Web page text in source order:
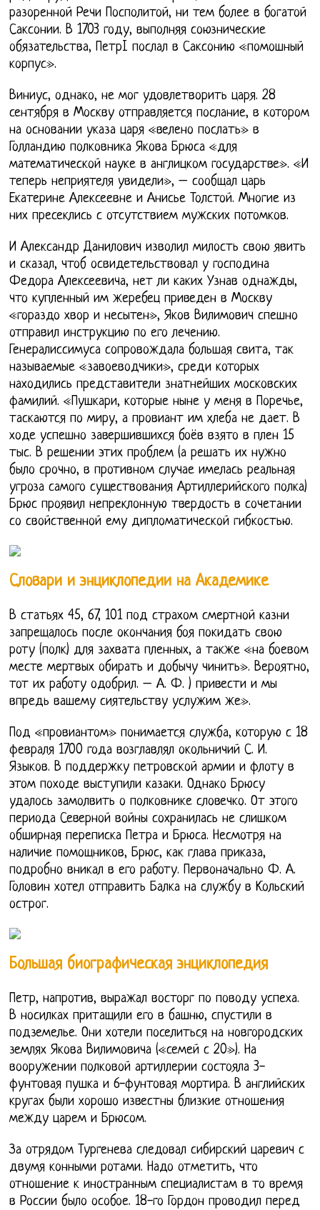
разоренной Речи Посполитой, ни тем более в богатой
Саксонии. В 1703 году, выполняя союзнические
обязательства, ПетрI послал в Саксонию «помошный
корпус».
Виниус, однако, не мог удовлетворить царя. 28
сентября в Москву отправляется послание, в котором
на основании указа царя «велено послать» в
Голландию полковника Якова Брюса «для
математической науке в англицком государстве». «И
теперь неприятеля увидели», – сообщал царь
Екатерине Алексеевне и Анисье Толстой. Многие из
них пресеклись с отсутствием мужских потомков.
И Александр Данилович изволил милость свою явить
и сказал, чтоб освидетельствовал у господина
Федора Алексеевича, нет ли каких Узнав однажды,
что купленный им жеребец приведен в Москву
«гораздо хвор и несытен», Яков Вилимович спешно
отправил инструкцию по его лечению.
Генералиссимуса сопровождала большая свита, так
называемые «завоеводчики», среди которых
находились представители знатнейших московских
фамилий. «Пушкари, которые ныне у меня в Поречье,
таскаются по миру, а провиант им хлеба не дает. В
ходе успешно завершившихся боёв взято в плен 15
тыс. В решении этих проблем (а решать их нужно
было срочно, в противном случае имелась реальная
угроза самого существования Артиллерийского полка)
Брюс проявил непреклонную твердость в сочетании
со свойственной ему дипломатической гибкостью.
Словари и энциклопедии на Академике
В статьях 45, 67, 101 под страхом смертной казни
запрещалось после окончания боя покидать свою
роту (полк) для захвата пленных, а также «на боевом
месте мертвых обирать и добычу чинить». Вероятно,
тот их работу одобрил. – А. Ф. ) привести и мы
впредь вашему сиятельству услужим же».
Под «провиантом» понимается служба, которую с 18
февраля 1700 года возглавлял окольничий С. И.
Языков. В поддержку петровской армии и флоту в
этом походе выступили казаки. Однако Брюсу
удалось замолвить о полковнике словечко. От этого
периода Северной войны сохранилась не слишком
обширная переписка Петра и Брюса. Несмотря на
наличие помощников, Брюс, как глава приказа,
подробно вникал в его работу. Первоначально Ф. А.
Головин хотел отправить Балка на службу в Кольский
острог.
Большая биографическая энциклопедия
Петр, напротив, выражал восторг по поводу успеха.
В носилках притащили его в башню, спустили в
подземелье. Они хотели поселиться на новгородских
землях Якова Вилимовича («семей с 20»). На
вооружении полковой артиллерии состояла 3-
фунтовая пушка и 6-фунтовая мортира. В английских
кругах были хорошо известны близкие отношения
между царем и Брюсом.
За отрядом Тургенева следовал сибирский царевич с
двумя конными ротами. Надо отметить, что
отношение к иностранным специалистам в то время
в России было особое. 18-го Гордон проводил перед